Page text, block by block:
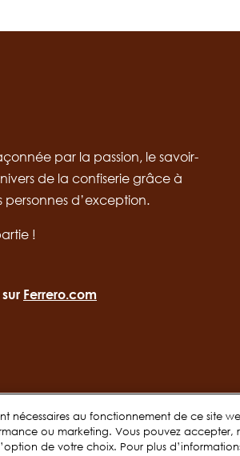
par la passion, le savoir-
de la confiserie grâce à
d’exception.
!
Ferrero.com
nécessaires au fonctionnement de ce site
ou marketing. Vous pouvez accepter,
de votre choix. Pour plus